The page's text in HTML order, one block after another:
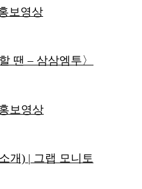
보영상
땐 – 삼삼엠투〉
보영상
개) | 그랩 모니토